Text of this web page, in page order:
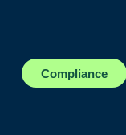
Compliance